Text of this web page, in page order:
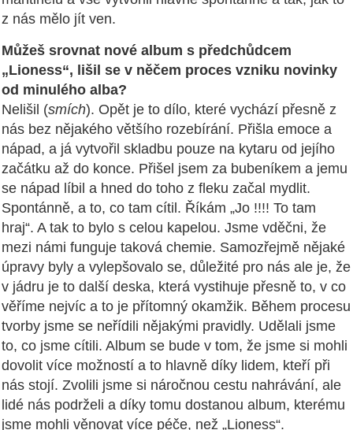
z nás mělo jít ven.
Můžeš srovnat nové album s předchůdcem
„Lioness“, lišil se v něčem proces vzniku novinky
od minulého alba?
Nelišil (smích). Opět je to dílo, které vychází přesně z
nás bez nějakého většího rozebírání. Přišla emoce a
nápad, a já vytvořil skladbu pouze na kytaru od jejího
začátku až do konce. Přišel jsem za bubeníkem a jemu
se nápad líbil a hned do toho z fleku začal mydlit.
Spontánně, a to, co tam cítil. Říkám „Jo !!!! To tam
hraj“. A tak to bylo s celou kapelou. Jsme vděčni, že
mezi námi funguje taková chemie. Samozřejmě nějaké
úpravy byly a vylepšovalo se, důležité pro nás ale je, že
v jádru je to další deska, která vystihuje přesně to, v co
věříme nejvíc a to je přítomný okamžik. Během procesu
tvorby jsme se neřídili nějakými pravidly. Udělali jsme
to, co jsme cítili. Album se bude v tom, že jsme si mohli
dovolit více možností a to hlavně díky lidem, kteří při
nás stojí. Zvolili jsme si náročnou cestu nahrávání, ale
lidé nás podrželi a díky tomu dostanou album, kterému
jsme mohli věnovat více péče, než „Lioness“.